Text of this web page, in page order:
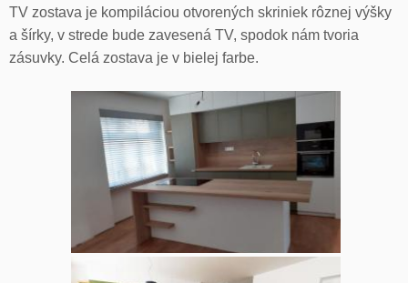
TV zostava je kompiláciou otvorených skriniek rôznej výšky
a šírky, v strede bude zavesená TV, spodok nám tvoria
zásuvky. Celá zostava je v bielej farbe.